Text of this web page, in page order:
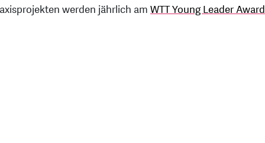
werden jährlich am WTT Young Leader Award